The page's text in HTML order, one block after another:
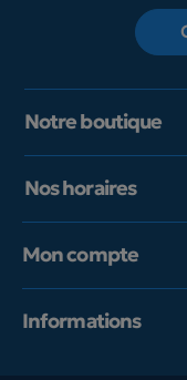
Notre boutique
Nos horaires
Mon compte
Informations